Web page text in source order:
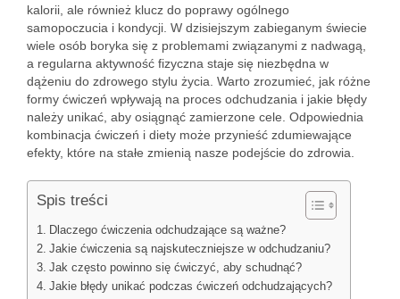
kalorii, ale również klucz do poprawy ogólnego
samopoczucia i kondycji. W dzisiejszym zabieganym świecie
wiele osób boryka się z problemami związanymi z nadwagą,
a regularna aktywność fizyczna staje się niezbędna w
dążeniu do zdrowego stylu życia. Warto zrozumieć, jak różne
formy ćwiczeń wpływają na proces odchudzania i jakie błędy
należy unikać, aby osiągnąć zamierzone cele. Odpowiednia
kombinacja ćwiczeń i diety może przynieść zdumiewające
efekty, które na stałe zmienią nasze podejście do zdrowia.
Spis treści
Dlaczego ćwiczenia odchudzające są ważne?
Jakie ćwiczenia są najskuteczniejsze w odchudzaniu?
Jak często powinno się ćwiczyć, aby schudnąć?
Jakie błędy unikać podczas ćwiczeń odchudzających?